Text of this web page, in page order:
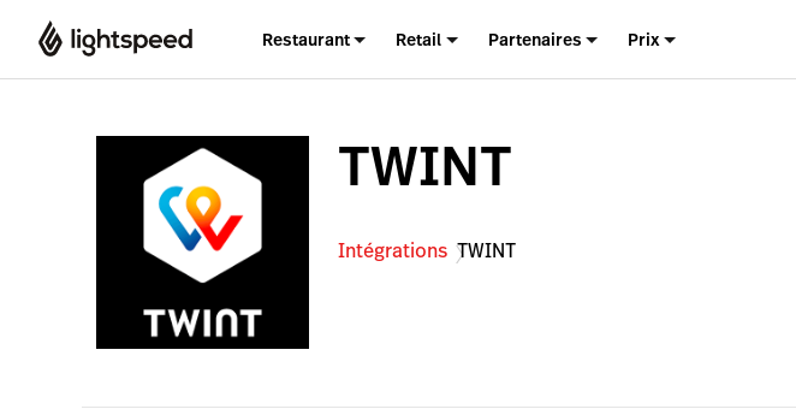
Restaurant Retail Partenaires Prix
TWINT
Intégrations TWINT